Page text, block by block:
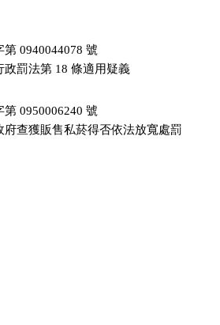
第 0940044078 號
政罰法第 18 條適用疑義
第 0950006240 號
府查獲販售私菸得否依法放寬處罰